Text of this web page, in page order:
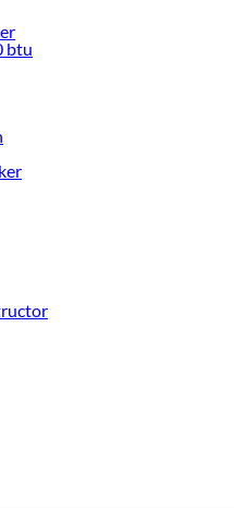
de Set de herramientas manuales
tus proyectos de renovación y
btu